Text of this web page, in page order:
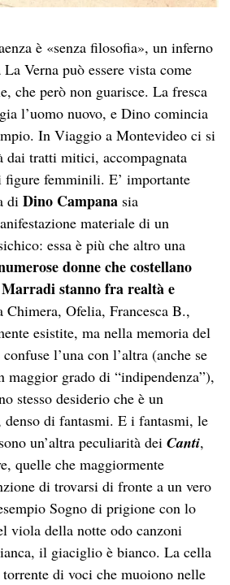
è «senza filosofia», un inferno
Verna può essere vista come
che però non guarisce. La fresca
l’uomo nuovo, e Dino comincia
In Viaggio a Montevideo ci si
dai tratti mitici, accompagnata
femminili. E’ importante
diDino Campana sia
materiale di un
essa è più che altro una
donne che costellano
Marradi stanno fra realtà e
Chimera, Ofelia, Francesca B.,
esistite, ma nella memoria del
l’una con l’altra (anche se
maggior grado di “indipendenza”),
stesso desiderio che è un
di fantasmi. E i fantasmi, le
un’altra peculiarità deiCanti,
quelle che maggiormente
di trovarsi di fronte a un vero
Sogno di prigione con lo
viola della notte odo canzoni
il giaciglio è bianco. La cella
di voci che muoiono nelle